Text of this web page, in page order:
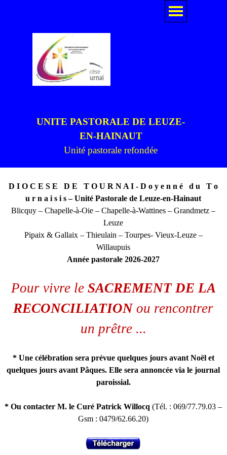
UNITE PASTORALE DE LEUZE-
EN-HAINAUT
Unité pastorale refondée
D I O C E S E D E T O U R N A I - D o y e n n é d u T o
u r n a i s i s – Unité Pastorale de Leuze-en-Hainaut
Blicquy – Chapelle-à-Oie – Chapelle-à-Wattines – Grandmetz –
Leuze
Pipaix & Gallaix – Thieulain – Tourpes- Vieux-Leuze –
Willaupuis
Année pastorale 2026-2027
Pour vivre le SACREMENT DE LA
RECONCILIATION ou rencontrer
un prêtre ...
* Une célébration sera prévue quelques jours avant Noël et
quelques jours avant Pâques. Elle sera annoncée via le journal
paroissial.
* Ou contacter M. le Curé Patrick Willocq(Tél. : 069/77.79.03 –
Gsm : 0479/62.66.20)